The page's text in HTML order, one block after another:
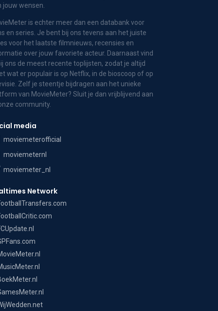
jouw wensen.
is echter meer dan een databank voor
en series. Je bent bij ons tevens aan het juiste
voor het laatste filmnieuws, recensies en
over jouw favoriete acteur. Daarnaast vind
ons de meest recente toplijsten, zodat je altijd
wat er populair is op Netflix, in de bioscoop of op
Zelf je steentje bijdragen aan het unieke
van MovieMeter? Sluit je dan vrijblijvend aan
community.
media
moviemeterofficial
moviemeternl
moviemeter_nl
Network